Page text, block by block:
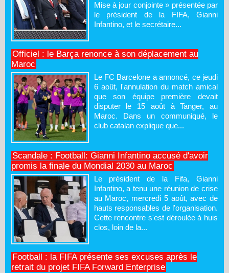
Mise à jour conjointe » présentée par
le président de la FIFA, Gianni
Infantino, et le secrétaire...
Officiel : le Barça renonce à son déplacement au
Maroc
Le FC Barcelone a annoncé, ce jeudi
6 août, l'annulation du match amical
que son équipe première devait
disputer le 15 août à Tanger, au
Maroc. Dans un communiqué, le
club catalan explique que...
Scandale : Football: Gianni Infantino accusé d'avoir
promis la finale du Mondial 2030 au Maroc
Le président de la Fifa, Gianni
Infantino, a tenu une réunion de crise
au Maroc, mercredi 5 août, avec de
hauts responsables de l'organisation.
Cette rencontre s'est déroulée à huis
clos, loin de la...
Football : la FIFA présente ses excuses après le
retrait du projet FIFA Forward Enterprise